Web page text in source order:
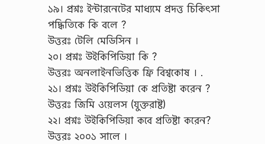
১৯। প্রশ্নঃ ইন্টারনেটের মাধ্যমে প্রদত্ত চিকিৎসা
পদ্ধিতিকে কি বলে ?
উত্তরঃ টেলি মেডিসিন ।
২০। প্রশ্নঃ উইকিপিডিয়া কি ?
উত্তরঃ অনলাইনভিত্তিক ফ্রি বিশ্বকোষ । .
২১। প্রশ্নঃ উইকিপিডিয়া কে প্রতিষ্টা করেন ?
উত্তরঃ জিমি ওয়েলস (যুক্তরাষ্ট)
২২। প্রশ্নঃ উইকিপিডিয়া কবে প্রতিষ্টা করেন?
উত্তরঃ ২০০১ সালে ।